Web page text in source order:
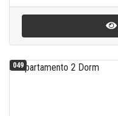
049